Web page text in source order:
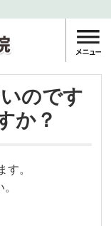
のです
か？
す。